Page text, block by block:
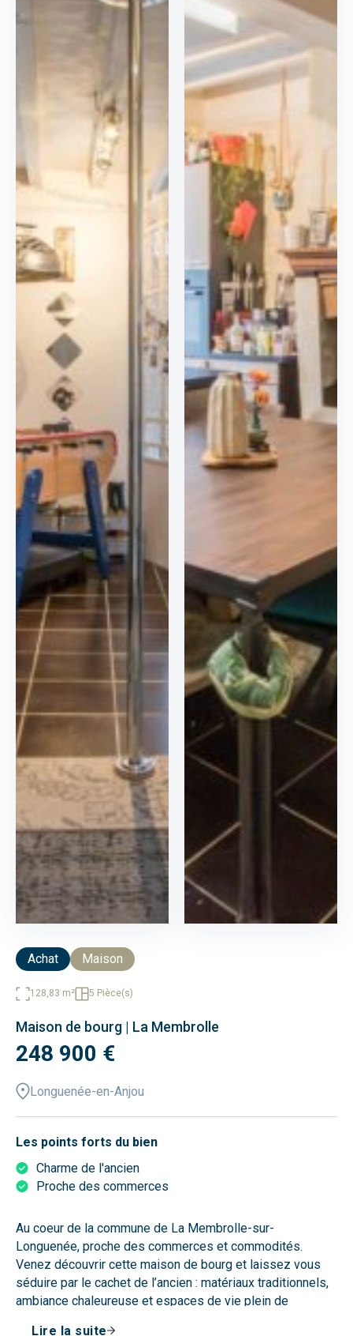
Achat Maison
128,83 m² 5 Pièce(s)
Maison de bourg | La Membrolle
248 900 €
Longuenée-en-Anjou
Les points forts du bien
Charme de l'ancien
Proche des commerces
Au coeur de la commune de La Membrolle-sur-
Longuenée, proche des commerces et commodités.
Venez découvrir cette maison de bourg et laissez vous
séduire par le cachet de l’ancien : matériaux traditionnels,
ambiance chaleureuse et espaces de vie plein de
Lire la suite